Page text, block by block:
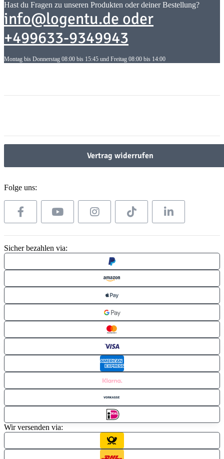
Hast du Fragen zu unseren Produkten oder deiner Bestellung?
info@logentu.de oder
+499633-9349943
Montag bis Donnerstag 08:00 bis 15:45 und Freitag 08:00 bis 14:00
Vertrag widerrufen
Folge uns:
Sicher bezahlen via:
Wir versenden via: